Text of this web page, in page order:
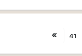
« 41